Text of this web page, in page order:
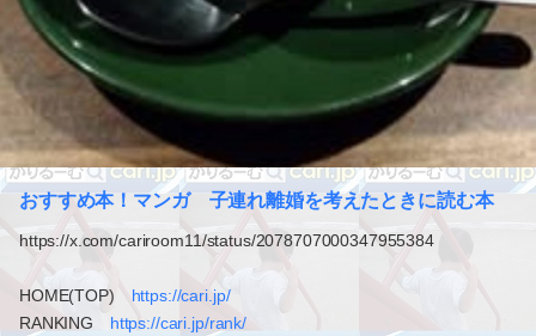
おすすめ本！マンガ 子連れ離婚を考えたときに読む本
https://x.com/cariroom11/status/2078707000347955384
HOME(TOP) https://cari.jp/
RANKING https://cari.jp/rank/